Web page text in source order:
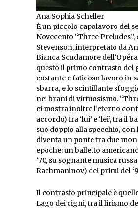
Ana Sophia Scheller
È un piccolo capolavoro del
Novecento “Three Preludes”,
Stevenson, interpretato da
Bianca Scudamore
questo il primo contrasto del
costante e faticoso lavoro in
sbarra, e lo scintillante
nei brani di virtuosismo.
ci mostra inoltre l’eterno
accordo) tra ‘lui’ e ‘lei’, tra il
suo doppio alla specchio, con
diventa un ponte tra due
epoche: un balletto
’70, su sognante musica
Rachmaninov) dei primi del
Il contrasto principale è
Lago dei cigni, tra il lirismo